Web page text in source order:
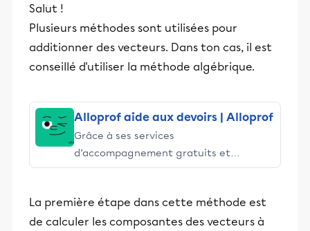
Salut !
Plusieurs méthodes sont utilisées pour
additionner des vecteurs. Dans ton cas, il est
conseillé d'utiliser la méthode algébrique.
Alloprof aide aux devoirs | Alloprof
Grâce à ses services
d’accompagnement gratuits et
stimulants, Alloprof engage les élèves
éducative.
La première étape dans cette méthode est
de calculer les composantes des vecteurs à